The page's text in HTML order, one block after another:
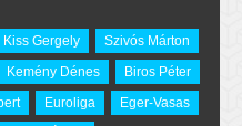
Kiss Gergely
Szivós Márton
Kemény Dénes
Biros Péter
Euroliga Eger-Vasas